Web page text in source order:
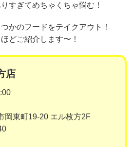
すぎてめちゃくちゃ悩む！
かのフードをテイクアウト！
どご紹介します〜！
店
岡東町19-20 エル枚方2F